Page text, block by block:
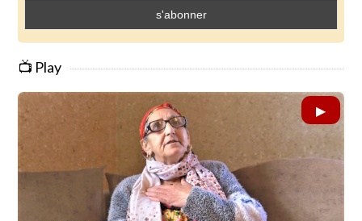
📺 Play